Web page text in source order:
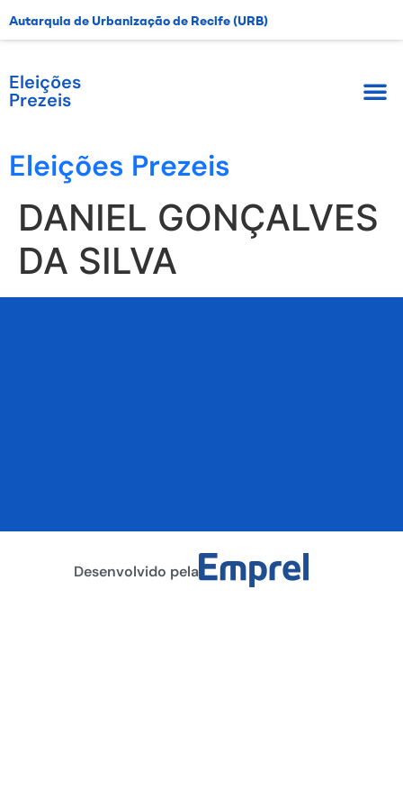
Autarquia de Urbanização de Recife (URB)
Eleições
Prezeis
Eleições Prezeis
DANIEL GONÇALVES
DA SILVA
Desenvolvido pela